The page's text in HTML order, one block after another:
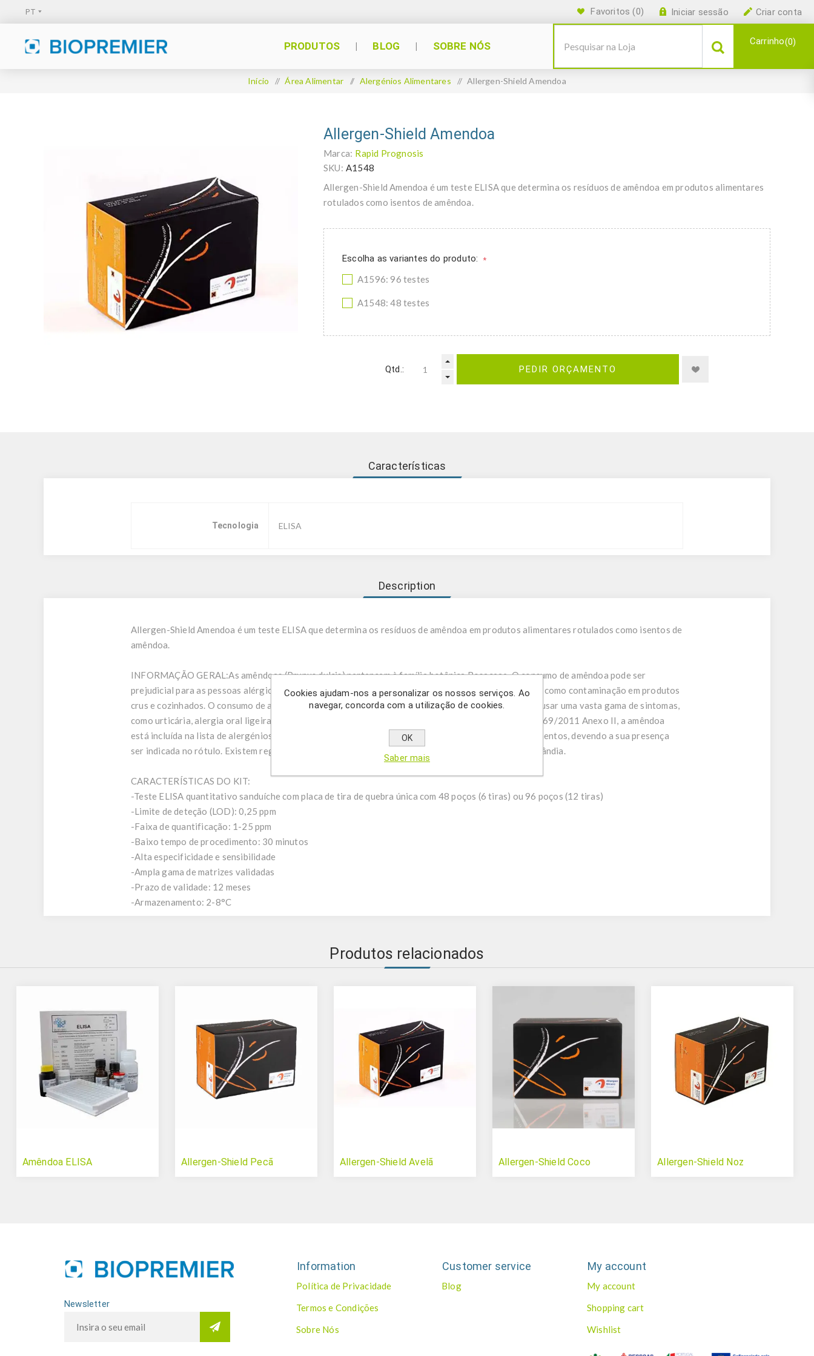
Criar conta
Iniciar sessão
Favoritos (0)
PRODUTOS BLOG SOBRE NÓS Carrinho 0
Início / Área Alimentar / Alergénios Alimentares / Allergen-Shield Amendoa
Allergen-Shield Amendoa
Marca: Rapid Prognosis
SKU: A1548
Allergen-Shield Amendoa é um teste ELISA que determina os resíduos de amêndoa em produtos alimentares
rotulados como isentos de amêndoa.
Escolha as variantes do produto: *
A1596: 96 testes
A1548: 48 testes
Qtd.: PEDIR ORÇAMENTO
Características
Tecnologia ELISA
Description
Allergen-Shield Amendoa é um teste ELISA que determina os resíduos de amêndoa em produtos alimentares rotulados como isentos de
amêndoa.
INFORMAÇÃO GERAL:As amêndoas (Prunus dulcis) pertencem à família botânica Rosaceae. O consumo de amêndoa pode ser
prejudicial para as pessoas alérgicas à mesma. O alergénio pode estar presente como ingrediente ou como contaminação em produtos
crus e cozinhados. O consumo de alimentos que contenham amêndoas por pessoas alérgicas pode causar uma vasta gama de sintomas,
como urticária, alergia oral ligeira e/ou choque anafilático. De acordo com o regulamento (UE) n.º 1169/2011 Anexo II, a amêndoa
está incluída na lista de alergénios estabelecida pela Autoridade Europeia para a Segurança dos Alimentos, devendo a sua presença
ser indicada no rótulo. Existem regulamentos semelhantes, p. nos EUA, Canadá, Austrália e Nova Zelândia.
CARACTERÍSTICAS DO KIT:
-Teste ELISA quantitativo sanduíche com placa de tira de quebra única com 48 poços (6 tiras) ou 96 poços (12 tiras)
-Limite de deteção (LOD): 0,25 ppm
-Faixa de quantificação: 1-25 ppm
-Baixo tempo de procedimento: 30 minutos
-Alta especificidade e sensibilidade
-Ampla gama de matrizes validadas
-Prazo de validade: 12 meses
-Armazenamento: 2-8°C
Produtos relacionados
Amêndoa ELISA Allergen-Shield Pecã Allergen-Shield Avelã Allergen-Shield Coco Allergen-Shield Noz
Newsletter
Information
Política de Privacidade
Termos e Condições
Sobre Nós
Customer service
Blog
My account
My account
Shopping cart
Wishlist
Cookies ajudam-nos a personalizar os nossos serviços. Ao
navegar, concorda com a utilização de cookies.
OK
Saber mais